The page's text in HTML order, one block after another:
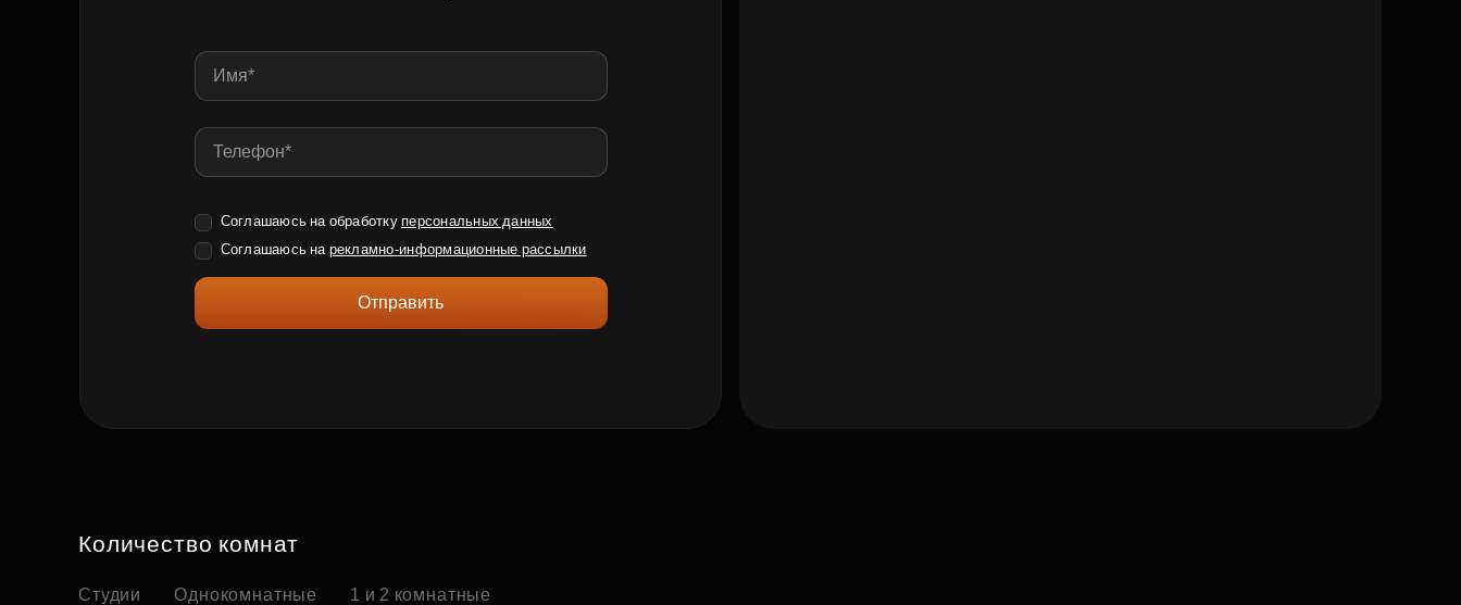
Соглашаюсь на обработку персональных данных
Соглашаюсь на рекламно-информационные рассылки
Отправить
Количество комнат
Студии Однокомнатные 1 и 2 комнатные